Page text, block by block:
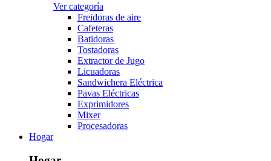
Ver categoría
Freidoras de aire
Cafeteras
Batidoras
Tostadoras
Extractor de Jugo
Licuadoras
Sandwichera Eléctrica
Pavas Eléctricas
Exprimidores
Mixer
Procesadoras
Hogar